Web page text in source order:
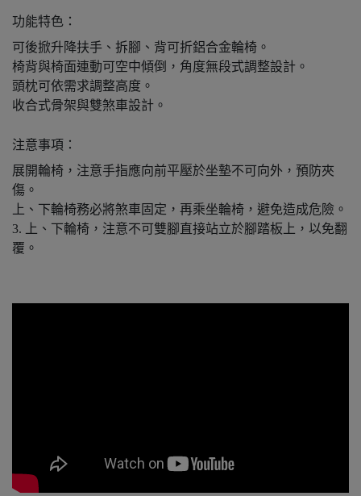
功能特色：
可後掀升降扶手、拆腳、背可折鋁合金輪椅。
椅背與椅面連動可空中傾倒，角度無段式調整設計。
頭枕可依需求調整高度。
收合式骨架與雙煞車設計。
注意事項：
展開輪椅，注意手指應向前平壓於坐墊不可向外，預防夾
傷。
上、下輪椅務必將煞車固定，再乘坐輪椅，避免造成危險。
3. 上、下輪椅，注意不可雙腳直接站立於腳踏板上，以免翻
覆。